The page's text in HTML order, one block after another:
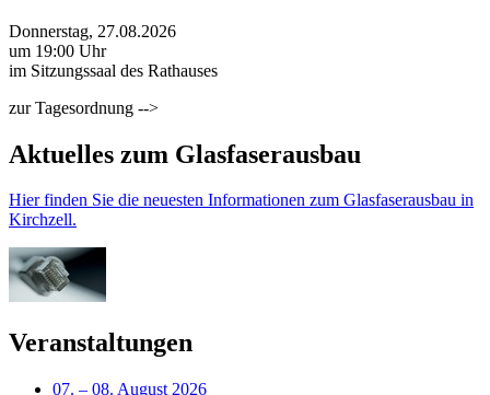
Donnerstag, 27.08.2026
um 19:00 Uhr
im Sitzungssaal des Rathauses
zur Tagesordnung -->
Aktuelles zum Glasfaserausbau
Hier finden Sie die neuesten Informationen zum Glasfaserausbau in
Kirchzell.
Veranstaltungen
07. – 08. August 2026